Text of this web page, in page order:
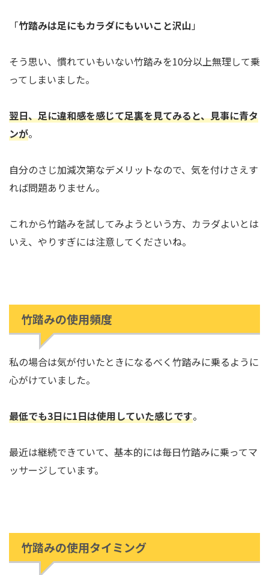
「竹踏みは足にもカラダにもいいこと沢山 」
そう思い、慣れていもいない竹踏みを10分以上無理して乗
ってしまいました。
翌日、足に違和感を感じて足裏を見てみると、見事に青タ
ンが。
自分のさじ加減次第なデメリットなので、気を付けさえす
れば問題ありません。
これから竹踏みを試してみようという方、カラダよいとは
いえ、やりすぎには注意してくださいね。
竹踏みの使用頻度
私の場合は気が付いたときになるべく竹踏みに乗るように
心がけていました。
最低でも3日に1日は使用していた感じです。
最近は継続できていて、基本的には毎日竹踏みに乗ってマ
ッサージしています。
竹踏みの使用タイミング